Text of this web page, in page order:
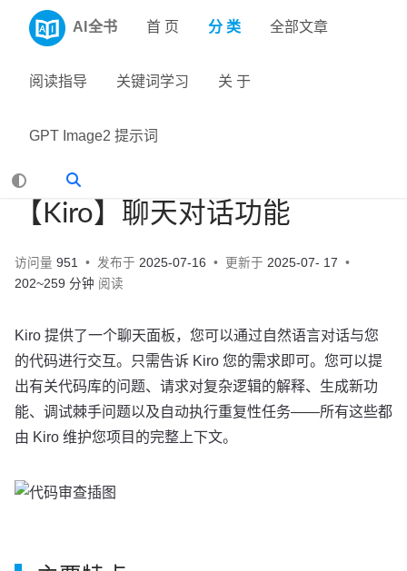
AI全书 首 页 分 类 全部文章
阅读指导 关键词学习 关 于
GPT Image2 提示词
【Kiro】聊天对话功能
访问量 951 发布于 2025-07-16 更新于 2025-07- 17
202~259 分钟 阅读
Kiro 提供了一个聊天面板，您可以通过自然语言对话与您
的代码进行交互。只需告诉 Kiro 您的需求即可。您可以提
出有关代码库的问题、请求对复杂逻辑的解释、生成新功
能、调试棘手问题以及自动执行重复性任务——所有这些都
由 Kiro 维护您项目的完整上下文。